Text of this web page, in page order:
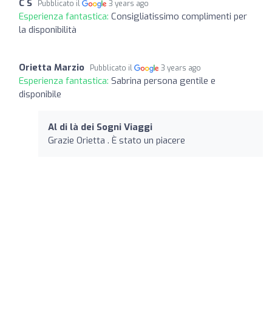
C S Pubblicato il 3 years ago
Esperienza fantastica: Consigliatissimo complimenti per
la disponibilità
Orietta Marzio Pubblicato il 3 years ago
Esperienza fantastica: Sabrina persona gentile e
disponibile
Al di là dei Sogni Viaggi
Grazie Orietta . È stato un piacere